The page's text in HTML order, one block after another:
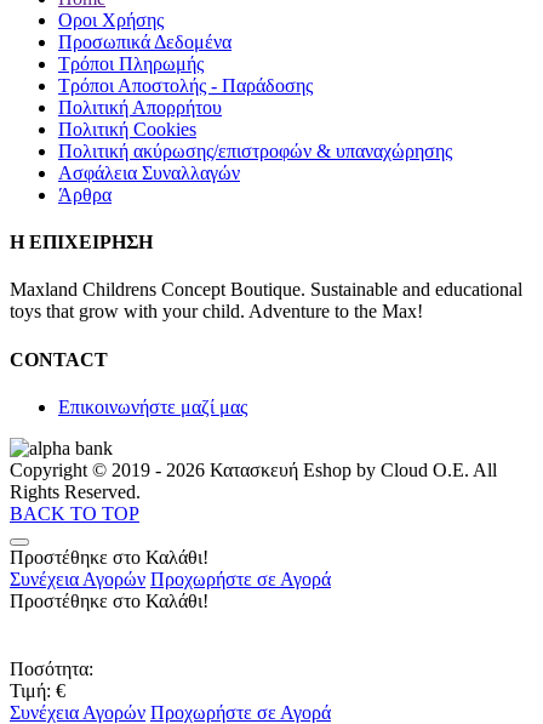
Οροι Χρήσης
Προσωπικά Δεδομένα
Τρόποι Πληρωμής
Τρόποι Αποστολής - Παράδοσης
Πολιτική Απορρήτου
Πολιτική Cookies
Πολιτική ακύρωσης/επιστροφών & υπαναχώρησης
Ασφάλεια Συναλλαγών
Άρθρα
Η ΕΠΙΧΕΙΡΗΣΗ
Maxland Childrens Concept Boutique. Sustainable and educational
toys that grow with your child. Adventure to the Max!
CONTACT
Επικοινωνήστε μαζί μας
Copyright © 2019 - 2026 Κατασκευή Eshop by Cloud O.E. All
Rights Reserved.
BACK TO TOP
Προστέθηκε στο Καλάθι!
Συνέχεια Αγορών Προχωρήστε σε Αγορά
Προστέθηκε στο Καλάθι!
Ποσότητα:
Τιμή: €
Συνέχεια Αγορών Προχωρήστε σε Αγορά